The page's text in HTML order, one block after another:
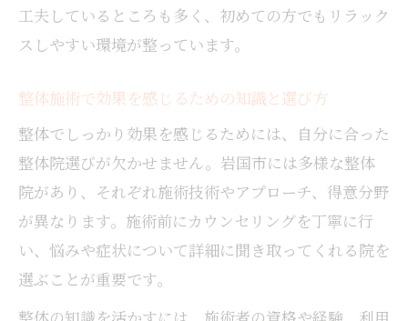
工夫しているところも多く、初めての方でもリラック
スしやすい環境が整っています。
整体施術で効果を感じるための知識と選び方
整体でしっかり効果を感じるためには、自分に合った
整体院選びが欠かせません。岩国市には多様な整体
院があり、それぞれ施術技術やアプローチ、得意分野
が異なります。施術前にカウンセリングを丁寧に行
い、悩みや症状について詳細に聞き取ってくれる院を
選ぶことが重要です。